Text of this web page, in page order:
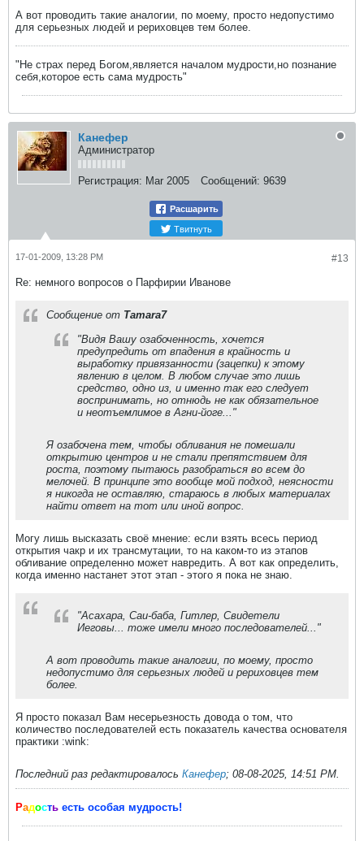
А вот проводить такие аналогии, по моему, просто недопустимо
для серьезных людей и рериховцев тем более.
"Не страх перед Богом,является началом мудрости,но познание
себя,которое есть сама мудрость"
Канефер
Администратор
Регистрация: Mar 2005 Сообщений: 9639
Расшарить
Твитнуть
#13
17-01-2009, 13:28 PM
Re: немного вопросов о Парфирии Иванове
Сообщение от Tamara7
"Видя Вашу озабоченность, хочется
предупредить от впадения в крайность и
выработку привязанности (зацепки) к этому
явлению в целом. В любом случае это лишь
средство, одно из, и именно так его следует
воспринимать, но отнюдь не как обязательное
и неотъемлимое в Агни-йоге..."
Я озабочена тем, чтобы обливания не помешали
открытию центров и не стали препятствием для
роста, поэтому пытаюсь разобраться во всем до
мелочей. В принципе это вообще мой подход, неясности
я никогда не оставляю, стараюсь в любых материалах
найти ответ на тот или иной вопрос.
Могу лишь высказать своё мнение: если взять всесь период
открытия чакр и их трансмутации, то на каком-то из этапов
обливание определенно может навредить. А вот как определить,
когда именно настанет этот этап - этого я пока не знаю.
"Асахара, Саи-баба, Гитлер, Свидетели
Иеговы... тоже имели много последователей..."
А вот проводить такие аналогии, по моему, просто
недопустимо для серьезных людей и рериховцев тем
более.
Я просто показал Вам несерьезность довода о том, что
количество последователей есть показатель качества основателя
практики :wink:
Последний раз редактировалось Канефер; 08-08-2025, 14:51 PM.
Радость есть особая мудрость!